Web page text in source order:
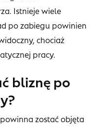
Istnieje wiele
po zabiegu powinien
chociaż
pracy.
bliznę po
zostać objęta